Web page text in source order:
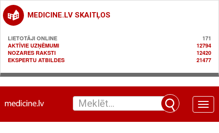
MEDICINE.LV SKAITĻOS
LIETOTĀJI ONLINE
171
AKTĪVIE UZŅĒMUMI
12794
NOZARES RAKSTI
12420
EKSPERTU ATBILDES
21477
Toggle